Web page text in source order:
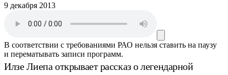
9 декабря 2013
В соответствии с требованиями РАО нельзя ставить на паузу
и перематывать записи программ.
Илзе Лиепа открывает рассказ о легендарной